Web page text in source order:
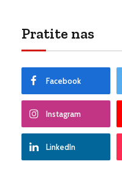
Pratite nas
Facebook
Instagram
LinkedIn